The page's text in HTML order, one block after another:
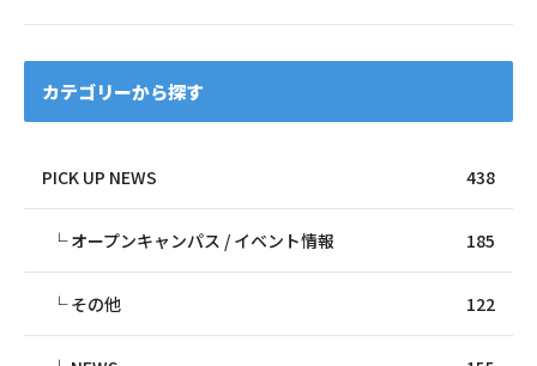
カテゴリーから探す
PICK UP NEWS 438
オープンキャンパス / イベント情報 185
その他 122